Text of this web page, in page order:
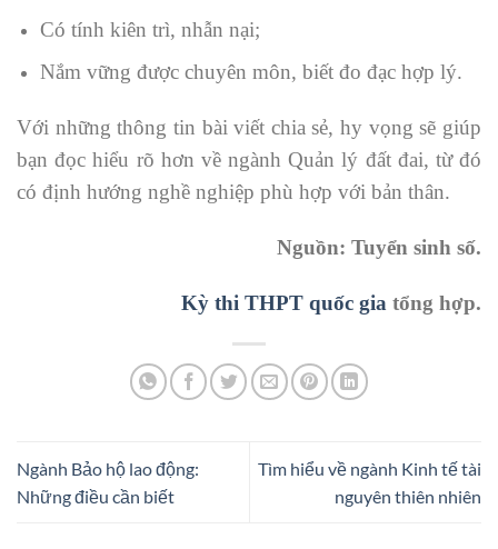
Có tính kiên trì, nhẫn nại;
Nắm vững được chuyên môn, biết đo đạc hợp lý.
Với những thông tin bài viết chia sẻ, hy vọng sẽ giúp
bạn đọc hiểu rõ hơn về ngành Quản lý đất đai, từ đó
có định hướng nghề nghiệp phù hợp với bản thân.
Nguồn: Tuyển sinh số.
Kỳ thi THPT quốc gia tổng hợp.
Ngành Bảo hộ lao động:
Những điều cần biết
Tìm hiểu về ngành Kinh tế tài
nguyên thiên nhiên